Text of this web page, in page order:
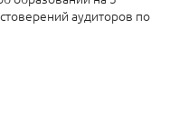
аудиторов по